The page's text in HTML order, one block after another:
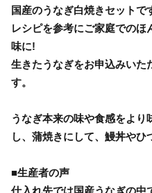
国産のうなぎ白焼きセットで
レシピを参考にご家庭での
味に!
生きたうなぎをお申込みいた
す。
うなぎ本来の味や食感をより
し、蒲焼きにして、鰻丼や
■生産者の声
仕入れ先では国産うなぎの中